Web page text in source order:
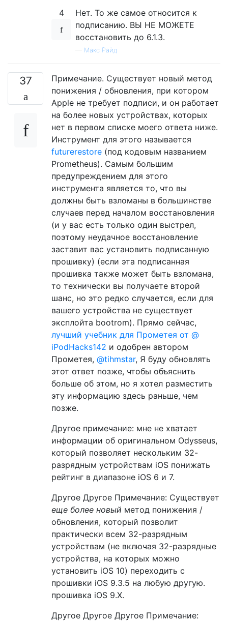
4
Нет. То же самое относится к
подписанию. ВЫ НЕ МОЖЕТЕ
восстановить до 6.1.3.
— Макс Райд
37
Примечание. Существует новый метод
понижения / обновления, при котором
Apple не требует подписи, и он работает
на более новых устройствах, которых
нет в первом списке моего ответа ниже.
Инструмент для этого называется
futurerestore (под кодовым названием
Prometheus). Самым большим
предупреждением для этого
инструмента является то, что вы
должны быть взломаны в большинстве
случаев перед началом восстановления
(и у вас есть только один выстрел,
поэтому неудачное восстановление
заставит вас установить подписанную
прошивку) (если эта подписанная
прошивка также может быть взломана,
то технически вы получаете второй
шанс, но это редко случается, если для
вашего устройства не существует
эксплойта bootrom). Прямо сейчас,
лучший учебник для Прометея от @
iPodHacks142 и одобрен автором
Прометея, @tihmstar, Я буду обновлять
этот ответ позже, чтобы объяснить
больше об этом, но я хотел разместить
эту информацию здесь раньше, чем
позже.
Другое примечание: мне не хватает
информации об оригинальном Odysseus,
который позволяет нескольким 32-
разрядным устройствам iOS понижать
рейтинг в диапазоне iOS 6 и 7.
Другое Другое Примечание: Существует
еще более новый метод понижения /
обновления, который позволит
практически всем 32-разрядным
устройствам (не включая 32-разрядные
устройства, на которых можно
установить iOS 10) переходить с
прошивки iOS 9.3.5 на любую другую.
прошивка iOS 9.X.
Другое Другое Другое Примечание: